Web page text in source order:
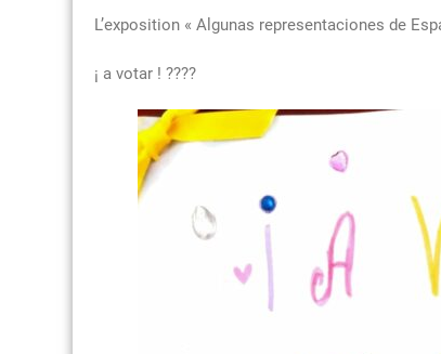
L’exposition « Algunas representaciones de
¡ a votar ! ????